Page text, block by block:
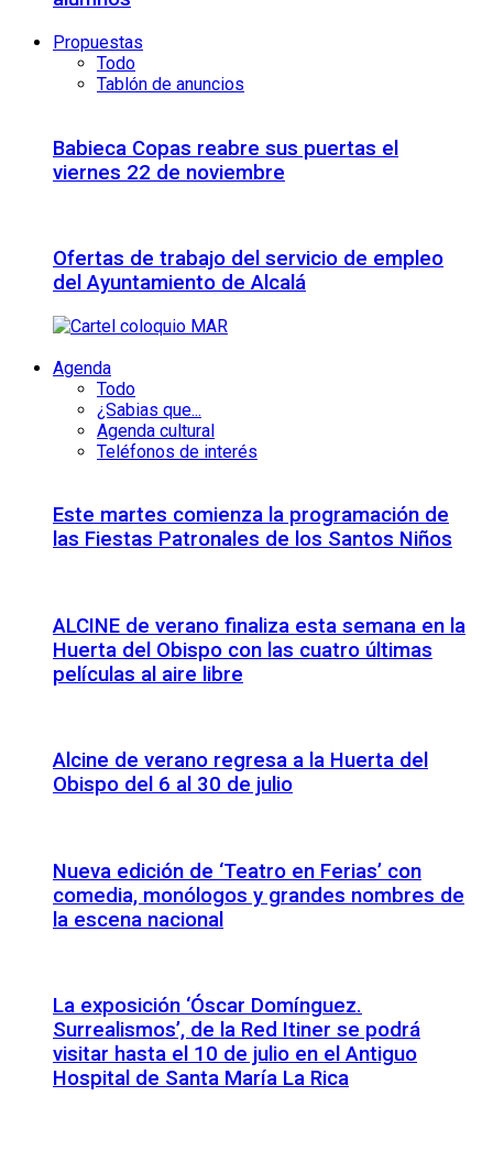
Propuestas
Todo
Tablón de anuncios
Babieca Copas reabre sus puertas el
viernes 22 de noviembre
Ofertas de trabajo del servicio de empleo
del Ayuntamiento de Alcalá
Agenda
Todo
¿Sabias que...
Agenda cultural
Teléfonos de interés
Este martes comienza la programación de
las Fiestas Patronales de los Santos Niños
ALCINE de verano finaliza esta semana en la
Huerta del Obispo con las cuatro últimas
películas al aire libre
Alcine de verano regresa a la Huerta del
Obispo del 6 al 30 de julio
Nueva edición de ‘Teatro en Ferias’ con
comedia, monólogos y grandes nombres de
la escena nacional
La exposición ‘Óscar Domínguez.
Surrealismos’, de la Red Itiner se podrá
visitar hasta el 10 de julio en el Antiguo
Hospital de Santa María La Rica